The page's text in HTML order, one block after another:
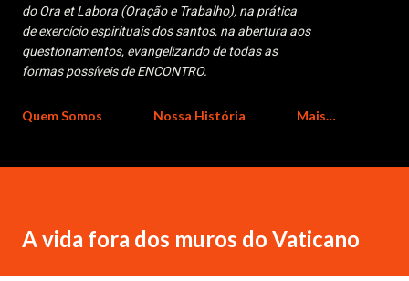
do Ora et Labora (Oração e Trabalho), na prática
de exercício espirituais dos santos, na abertura aos
questionamentos, evangelizando de todas as
formas possíveis de ENCONTRO.
Quem Somos Nossa História Mais…
A vida fora dos muros do Vaticano